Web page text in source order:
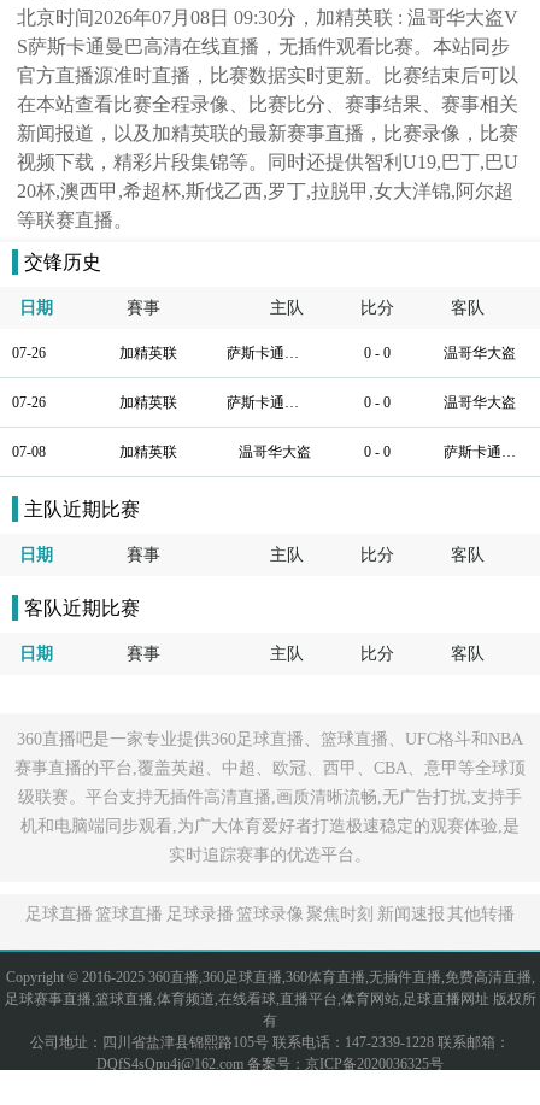
北京时间2026年07月08日 09:30分，加精英联 : 温哥华大盗V
S萨斯卡通曼巴高清在线直播，无插件观看比赛。本站同步
官方直播源准时直播，比赛数据实时更新。比赛结束后可以
在本站查看比赛全程录像、比赛比分、赛事结果、赛事相关
新闻报道，以及加精英联的最新赛事直播，比赛录像，比赛
视频下载，精彩片段集锦等。同时还提供智利U19,巴丁,巴U
20杯,澳西甲,希超杯,斯伐乙西,罗丁,拉脱甲,女大洋锦,阿尔超
等联赛直播。
交锋历史
日期 賽事 主队 比分 客队
07-26 加精英联 萨斯卡通曼巴 0 - 0 温哥华大盗
07-26 加精英联 萨斯卡通曼巴 0 - 0 温哥华大盗
07-08 加精英联 温哥华大盗 0 - 0 萨斯卡通曼巴
主队近期比赛
日期 賽事 主队 比分 客队
客队近期比赛
日期 賽事 主队 比分 客队
360直播吧是一家专业提供360足球直播、篮球直播、UFC格斗和NBA
赛事直播的平台,覆盖英超、中超、欧冠、西甲、CBA、意甲等全球顶
级联赛。平台支持无插件高清直播,画质清晰流畅,无广告打扰,支持手
机和电脑端同步观看,为广大体育爱好者打造极速稳定的观赛体验,是
实时追踪赛事的优选平台。
足球直播 篮球直播 足球录播 篮球录像 聚焦时刻 新闻速报 其他转播
Copyright © 2016-2025 360直播,360足球直播,360体育直播,无插件直播,免费高清直播,
足球赛事直播,篮球直播,体育频道,在线看球,直播平台,体育网站,足球直播网址 版权所
有
公司地址：四川省盐津县锦熙路105号 联系电话：147-2339-1228 联系邮箱：
DQfS4sQpu4j@162.com 备案号： 京ICP备2020036325号